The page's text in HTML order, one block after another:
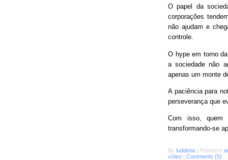
O papel da
corporações
não ajudam e
controle.
O hype em torno
a sociedade não
apenas um monte
A paciência para
perseverança que
Com isso, quem
transformando-se
By luddista | Posted in
vídeo | Comments (5)